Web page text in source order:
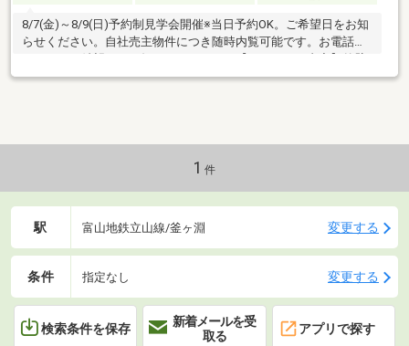
8/7(金)～8/9(日)予約制見学会開催※当日予約OK。ご希望日をお知
らせください。自社売主物件につき随時内覧可能です。お電話か
塗装、間取り変更、水回り交換、クロス張替え、照明交換、下水
関をご提案。住宅ローンが初めての方でもお気軽にご相談くださ
1 件
駅 富山地鉄立山線/釜ヶ淵 変更する
条件 指定なし 変更する
検索条件を保存
新着メールを受
取る
アプリで探す